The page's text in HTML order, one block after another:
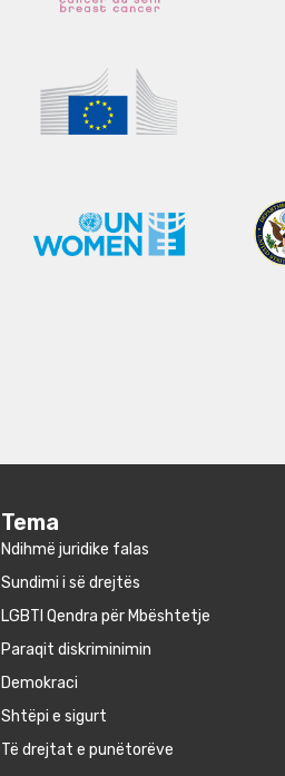
Tema
Ndihmë juridike falas
Sundimi i së drejtës
LGBTI Qendra për Mbështetje
Paraqit diskriminimin
Demokraci
Shtëpi e sigurt
Të drejtat e punëtorëve